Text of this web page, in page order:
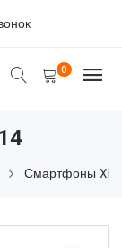
0
Смартфоны